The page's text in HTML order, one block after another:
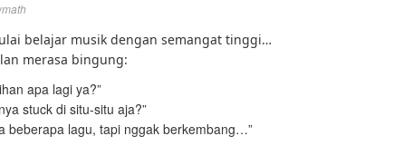
belajar musik dengan semangat tinggi…
merasa bingung:
apa lagi ya?”
stuck di situ-situ aja?”
beberapa lagu, tapi nggak berkembang…”